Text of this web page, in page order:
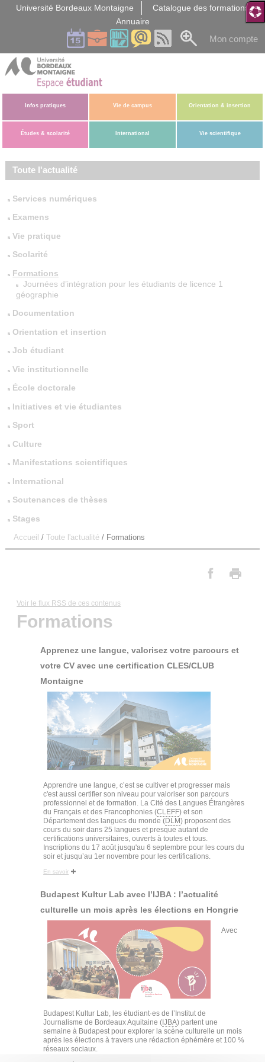
Université Bordeaux Montaigne
Catalogue des formations
Annuaire
Mon compte
Infos pratiques Vie de campus Orientation & insertion
Études & scolarité International Vie scientifique
Toute l'actualité
Services numériques
Examens
Vie pratique
Scolarité
Formations
Journées d’intégration pour les étudiants de licence 1
géographie
Documentation
Orientation et insertion
Job étudiant
Vie institutionnelle
École doctorale
Initiatives et vie étudiantes
Sport
Culture
Manifestations scientifiques
International
Soutenances de thèses
Stages
Accueil / Toute l'actualité/ Formations
Voir le flux RSS de ces contenus
Formations
Apprenez une langue, valorisez votre parcours et
votre CV avec une certification CLES/CLUB
Montaigne
Apprendre une langue, c’est se cultiver et progresser mais
c'est aussi certifier son niveau pour valoriser son parcours
professionnel et de formation. La Cité des Langues Étrangères
du Français et des Francophonies (CLEFF) et son
Département des langues du monde (DLM) proposent des
cours du soir dans 25 langues et presque autant de
certifications universitaires, ouverts à toutes et tous.
Inscriptions du 17 août jusqu'au 6 septembre pour les cours du
soir et jusqu’au 1er novembre pour les certifications.
En savoir
Budapest Kultur Lab avec l’IJBA : l’actualité
culturelle un mois après les élections en Hongrie
Avec
Budapest Kultur Lab, les étudiant·es de l’Institut de
Journalisme de Bordeaux Aquitaine ( IJBA) partent une
semaine à Budapest pour explorer la scène culturelle un mois
après les élections à travers une rédaction éphémère et 100 %
réseaux sociaux.
Gestion des cookies